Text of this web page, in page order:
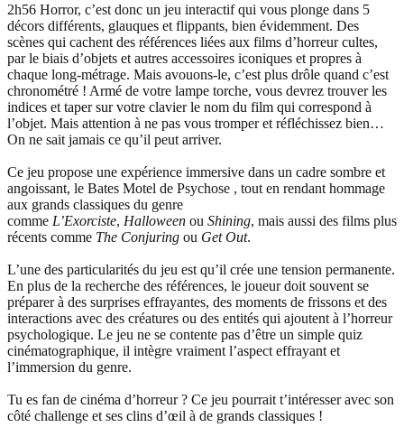
2h56 Horror, c’est donc un jeu interactif qui vous plonge dans 5
décors différents, glauques et flippants, bien évidemment. Des
scènes qui cachent des références liées aux films d’horreur cultes,
par le biais d’objets et autres accessoires iconiques et propres à
chaque long-métrage. Mais avouons-le, c’est plus drôle quand c’est
chronométré ! Armé de votre lampe torche, vous devrez trouver les
indices et taper sur votre clavier le nom du film qui correspond à
l’objet. Mais attention à ne pas vous tromper et réfléchissez bien…
On ne sait jamais ce qu’il peut arriver.
Ce jeu propose une expérience immersive dans un cadre sombre et
angoissant, le Bates Motel de Psychose , tout en rendant hommage
aux grands classiques du genre
comme L’Exorciste, Halloween ou Shining, mais aussi des films plus
récents comme The Conjuring ou Get Out.
L’une des particularités du jeu est qu’il crée une tension permanente.
En plus de la recherche des références, le joueur doit souvent se
préparer à des surprises effrayantes, des moments de frissons et des
interactions avec des créatures ou des entités qui ajoutent à l’horreur
psychologique. Le jeu ne se contente pas d’être un simple quiz
cinématographique, il intègre vraiment l’aspect effrayant et
l’immersion du genre.
Tu es fan de cinéma d’horreur ? Ce jeu pourrait t’intéresser avec son
côté challenge et ses clins d’œil à de grands classiques !